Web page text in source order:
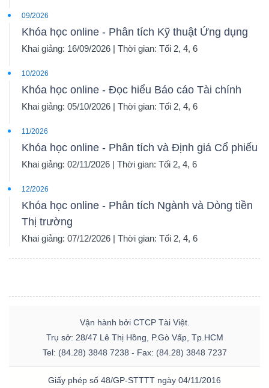
09/2026
Khóa học online - Phân tích Kỹ thuật Ứng dụng
Khai giảng: 16/09/2026 | Thời gian: Tối 2, 4, 6
10/2026
Khóa học online - Đọc hiểu Báo cáo Tài chính
Khai giảng: 05/10/2026 | Thời gian: Tối 2, 4, 6
11/2026
Khóa học online - Phân tích và Định giá Cổ phiếu
Khai giảng: 02/11/2026 | Thời gian: Tối 2, 4, 6
12/2026
Khóa học online - Phân tích Ngành và Dòng tiền
Thị trường
Khai giảng: 07/12/2026 | Thời gian: Tối 2, 4, 6
Vận hành bởi CTCP Tài Việt.
Trụ sở: 28/47 Lê Thị Hồng, P.Gò Vấp, Tp.HCM
Tel: (84.28) 3848 7238 - Fax: (84.28) 3848 7237
Giấy phép số 48/GP-STTTT ngày 04/11/2016